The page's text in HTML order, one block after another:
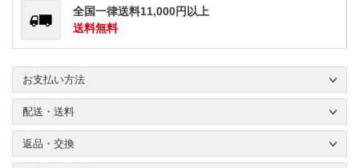
全国一律送料11,000円以上
送料無料
お支払い方法
配送・送料
返品・交換